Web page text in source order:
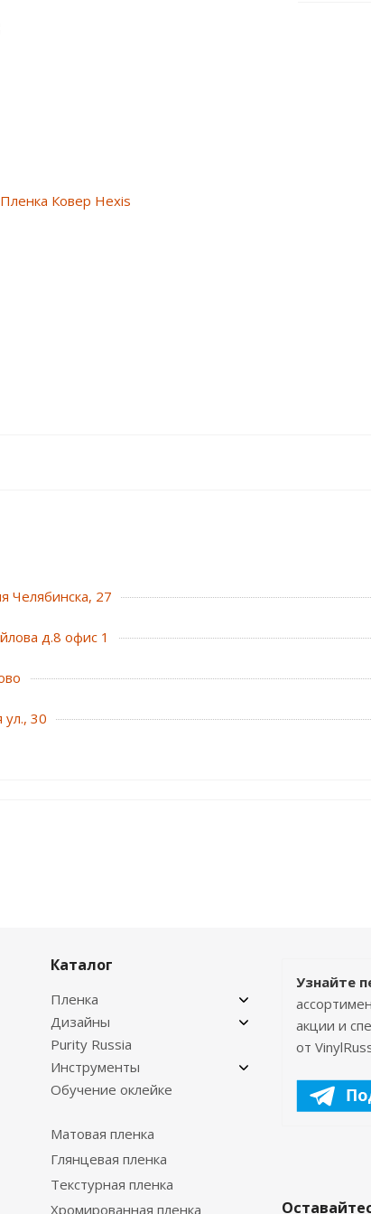
Челябинска, 27
д.8 офис 1
30
Каталог
Пленка
Дизайны
Purity Russia
Инструменты
Обучение оклейке
Матовая пленка
Глянцевая пленка
Текстурная пленка
Хромированная пленка
Узнайте
акции и
от